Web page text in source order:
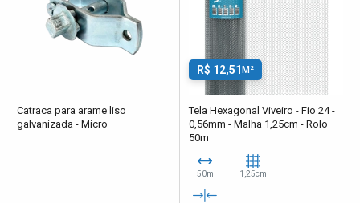
Catraca para arame liso
galvanizada - Micro
R$ 12,51 M²
Tela Hexagonal Viveiro - Fio 24 -
0,56mm - Malha 1,25cm - Rolo
50m
50m 1,25cm